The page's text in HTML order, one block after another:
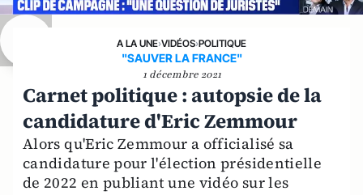
A LA UNE›VIDÉOS›POLITIQUE
"SAUVER LA FRANCE"
1 décembre 2021
Carnet politique : autopsie de la
candidature d'Eric Zemmour
Alors qu'Eric Zemmour a officialisé sa
candidature pour l'élection présidentielle
de 2022 en publiant une vidéo sur les